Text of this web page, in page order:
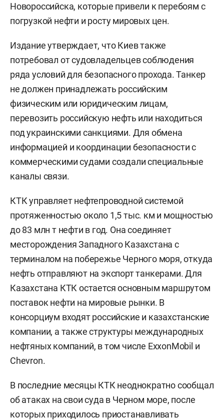
Новороссийска, которые привели к перебоям с
погрузкой нефти и росту мировых цен.
Издание утверждает, что Киев также
потребовал от судовладельцев соблюдения
ряда условий для безопасного прохода. Танкер
не должен принадлежать российским
физическим или юридическим лицам,
перевозить российскую нефть или находиться
под украинскими санкциями. Для обмена
информацией и координации безопасности с
коммерческими судами создали специальные
каналы связи.
КТК управляет нефтепроводной системой
протяженностью около 1,5 тыс. км и мощностью
до 83 млн т нефти в год. Она соединяет
месторождения Западного Казахстана с
терминалом на побережье Черного моря, откуда
нефть отправляют на экспорт танкерами. Для
Казахстана КТК остается основным маршрутом
поставок нефти на мировые рынки. В
консорциум входят российские и казахстанские
компании, а также структуры международных
нефтяных компаний, в том числе ExxonMobil и
Chevron.
В последние месяцы КТК неоднократно сообщал
об атаках на свои суда в Черном море, после
которых приходилось приостанавливать